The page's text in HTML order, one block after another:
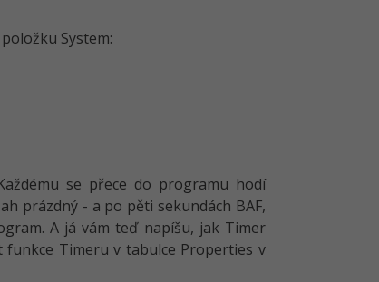
System:
se přece do programu hodí
prázdný - a po pěti sekundách BAF,
A já vám teď napíšu, jak Timer
Timeru v tabulce Properties v